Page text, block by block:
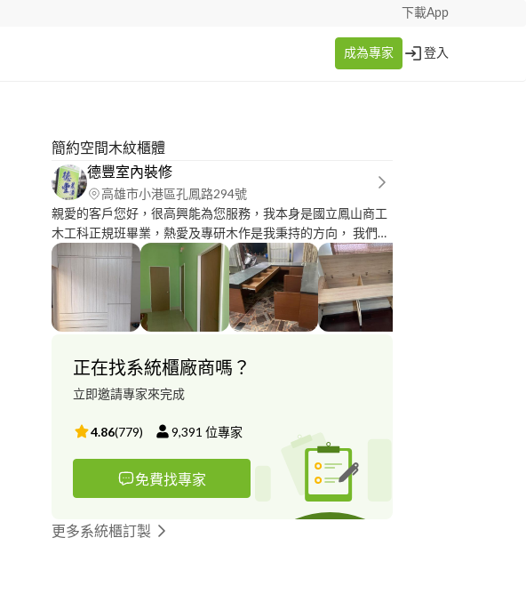
下載App
成為專家 登入
簡約空間木紋櫃體
德豐室內裝修
高雄市小港區孔鳳路294號
親愛的客戶您好，很高興能為您服務，我本身是國立鳳山商工
木工科正規班畢業，熱愛及專研木作是我秉持的方向， 我們有
良好的工班，能為您效力，按步就班的施做，絕不偷工減料。
希望有機會能到您那邊了解您的需求，免費估價仗量，給您實
惠的價格。
正在找系統櫃廠商嗎？
立即邀請專家來完成
4.86(779) 9,391 位專家
免費找專家
更多系統櫃訂製